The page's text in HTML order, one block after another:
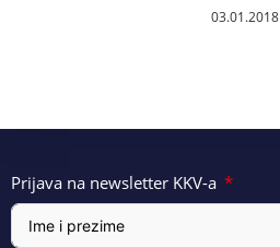
03.01.2018
Prijava na newsletter KKV-a